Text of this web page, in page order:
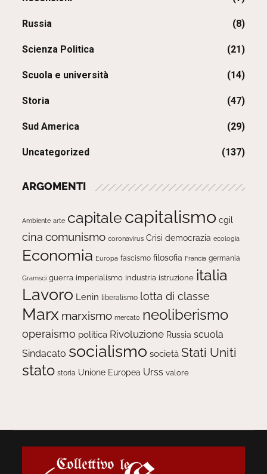
Russia (8)
Scienza Politica (21)
Scuola e università (14)
Storia (47)
Sud America (29)
Uncategorized (137)
ARGOMENTI
Ambiente arte capitale capitalismo cgil
cina comunismo coronavirus Crisi democrazia ecologia
Economia Europa fascismo filosofia Francia germania
Gramsci guerra imperialismo industria istruzione italia
Lavoro Lenin liberalismo lotta di classe
Marx marxismo mercato neoliberismo
operaismo politica Rivoluzione Russia scuola
Sindacato socialismo società Stati Uniti
stato storia Unione Europea Urss valore